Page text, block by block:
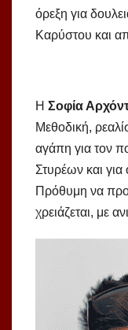
όρεξη για
Καρύστου και
Η Σοφία
Μεθοδική,
αγάπη για τον
Στυρέων και
Πρόθυμη να
χρειάζεται, με